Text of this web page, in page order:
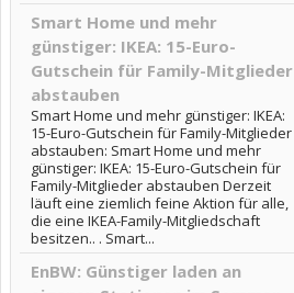
Smart Home und mehr
günstiger: IKEA: 15-Euro-
Gutschein für Family-Mitglieder
abstauben
Smart Home und mehr günstiger: IKEA:
15-Euro-Gutschein für Family-Mitglieder
abstauben: Smart Home und mehr
günstiger: IKEA: 15-Euro-Gutschein für
Family-Mitglieder abstauben Derzeit
läuft eine ziemlich feine Aktion für alle,
die eine IKEA-Family-Mitgliedschaft
besitzen.. . Smart...
EnBW: Günstiger laden an